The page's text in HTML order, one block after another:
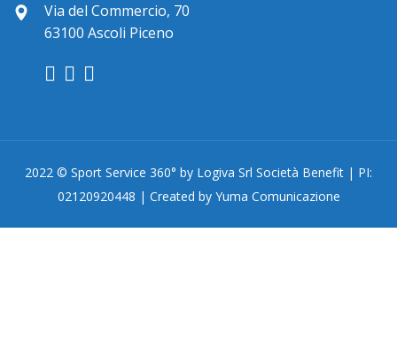
Via del Commercio, 70
63100 Ascoli Piceno
2022 © Sport Service 360° by Logiva Srl Società Benefit | PI:
02120920448 | Created by Yuma Comunicazione